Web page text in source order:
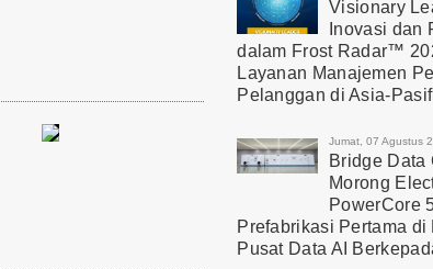
Visionary
Inovasi dan
dalam Frost Radar™
Layanan Manajemen
Pelanggan di Asia-
Jumat, 07 Agustus
Bridge Data
Morong
PowerCore
Prefabrikasi Pertama di
Pusat Data AI